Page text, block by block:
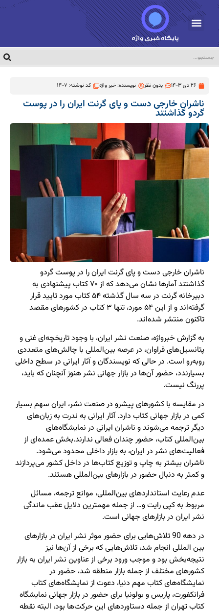
26 دی 1403 بدون نظر نویسنده:خبر واژه کد نوشته: 1407
ناشران خارجی دست و پای گرنت ایران را در پوست
گردو گذاشتند
ناشران خارجی دست و پای گرنت ایران را در پوست گردو
گذاشتند آمار‌ها نشان می‌دهد که از ۷۰ کتاب پیشنهادی به
دبیرخانه گرنت در سه سال گذشته ۵۴ کتاب مورد تایید قرار
گرفته‌اند و از این ۵۴ مورد،‌ تنها ۳ کتاب در کشورهای مقصد
تاکنون منتشر شده‌اند.
به گزارش خبرواژه،‌ صنعت نشر ایران، با وجود تاریخچه‌ای غنی و
پتانسیل‌های فراوان، در عرصه بین‌المللی با چالش‌های متعددی
روبه‌رو است. در حالی که نویسندگان و آثار ایرانی در سطح داخلی
بسیارندد، حضور آن‌ها در بازار جهانی نشر هنوز آنچنان که باید،
پررنگ نیست.
در مقایسه با کشورهای پیشرو در صنعت نشر، ایران سهم بسیار
کمی در بازار جهانی کتاب دارد. آثار ایرانی به ندرت به زبان‌های
دیگر ترجمه می‌شوند و ناشران ایرانی در نمایشگاه‌های
بین‌المللی کتاب، حضور چندان فعالی ندارند.بخش عمده‌ای از
فعالیت‌های نشر در ایران، به بازار داخلی محدود می‌شود.
ناشران بیشتر به چاپ و توزیع کتاب‌ها در داخل کشور می‌پردازند
و کمتر به دنبال حضور در بازارهای بین‌المللی هستند.
عدم رعایت استانداردهای بین‌المللی، موانع ترجمه، مسائل
مربوط به کپی رایت و… از جمله مهمترین دلایل عقب ماندگی
نشر ایران در بازارهای جهانی است.
در دهه 90 تلاش‌هایی برای حضور موثر نشر ایران در بازارهای
بین المللی انجام شد‌، تلاش‌هایی که برخی از آن‌ها نیز
نتیجه‌بخش بود و موجب ورود برخی از عناوین نشر ایران به بازار
کشورهای مختلف از جمله بازار منطقه شد‌، حضور در
نمایشگاه‌های کتاب مهم دنیا،‌ دعوت از نمایشگاه‌های کتاب
فرانکفورت،‌ پاریس و بولونیا برای حضور در بازار جهانی نمایشگاه
کتاب تهران از جمله دستاوردهای این حرکت‌ها بود،‌ البته نقطه